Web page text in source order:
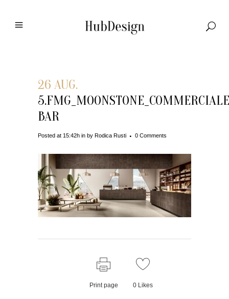
26 AUG.
BAR
Posted at 15:42h in by Rodica Rusti 0 Comments
Print page 0Likes